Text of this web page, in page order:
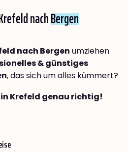
nachBergen
nach Bergen umziehen
& günstiges
, das sich um alles kümmert?
Krefeld genau richtig!